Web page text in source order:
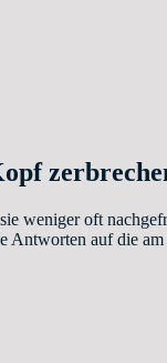
weniger oft
Antworten auf die